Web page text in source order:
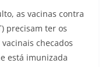
as vacinas contra
precisam ter os
checados
está imunizada